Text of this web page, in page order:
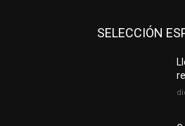
SELECCIÓN